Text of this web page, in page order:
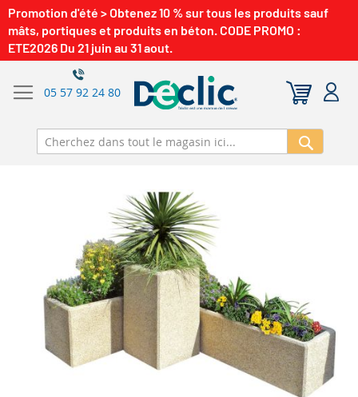
Promotion d'été > Obtenez 10 % sur tous les produits sauf
mâts, portiques et produits en béton. CODE PROMO :
ETE2026 Du 21 juin au 31 aout.
05 57 92 24 80